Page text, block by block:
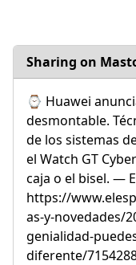
Sharing on
⌚ Huawei
desmontable.
de los sistemas
el Watch GT
caja o el bisel. —
https://
as-y-novedades/
genialidad-
diferente/